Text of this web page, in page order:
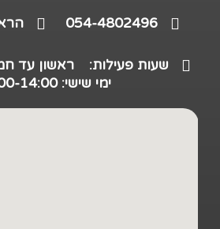
054-4802496
שעות פעילות:
ראשון עד חמישי:
ימי שישי: 08:00-14:00